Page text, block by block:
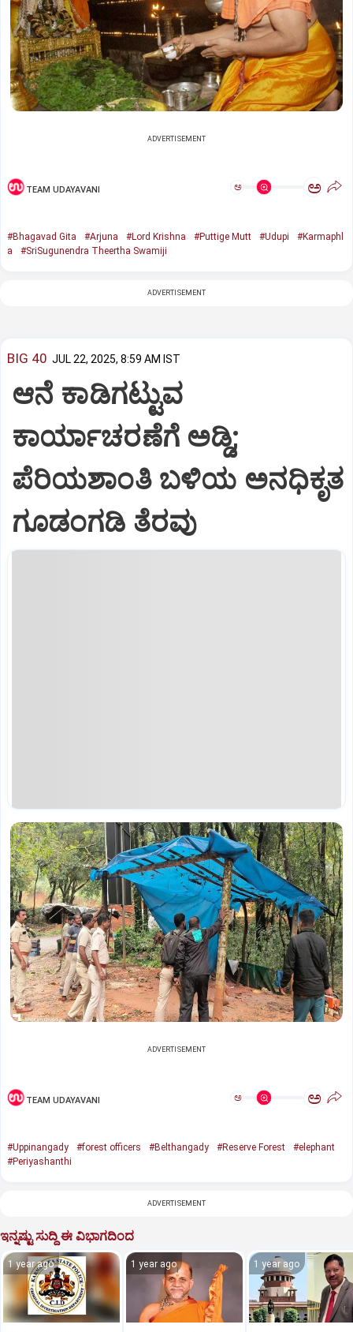
ADVERTISEMENT
TEAM UDAYAVANI ಅ ಅ
#Bhagavad Gita #Arjuna #Lord Krishna #Puttige Mutt #Udupi
#Karmaphl
a
#SriSugunendra Theertha Swamiji
ADVERTISEMENT
BIG 40 JUL 22, 2025, 8:59 AM IST
ಆನೆ ಕಾಡಿಗಟ್ಟುವ
ಕಾರ್ಯಾಚರಣೆಗೆ ಅಡ್ಡಿ;
ಪೆರಿಯಶಾಂತಿ ಬಳಿಯ ಅನಧಿಕೃತ
ಗೂಡಂಗಡಿ ತೆರವು
ADVERTISEMENT
TEAM UDAYAVANI ಅ ಅ
#Uppinangady #forest officers #Belthangady #Reserve Forest
#elephant
#Periyashanthi
ADVERTISEMENT
ಇನ್ನಷ್ಟು ಸುದ್ದಿ ಈ ವಿಭಾಗದಿಂದ
1 year ago 1 year ago 1 year ago